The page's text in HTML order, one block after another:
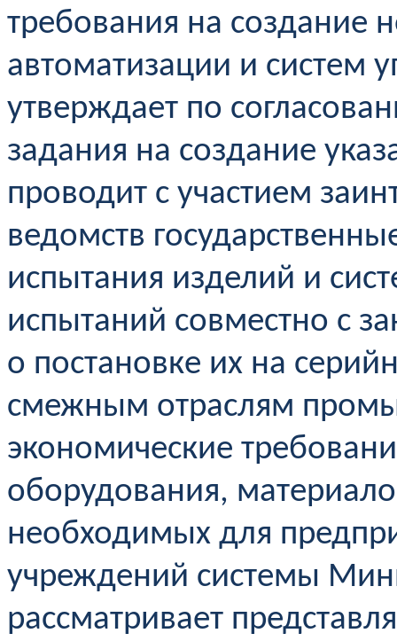
требования на создание
автоматизации и систем
утверждает по
задания на создание
проводит с участием
ведомств
испытания изделий и
испытаний совместно с
о постановке их на
смежным отраслям
экономические
оборудования,
необходимых для
учреждений системы
рассматривает